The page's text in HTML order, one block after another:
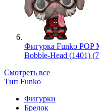
Фигурка Funko POP
Bobble-Head (1401)
Смотреть все
Тип Funko
Фигурки
Брелок